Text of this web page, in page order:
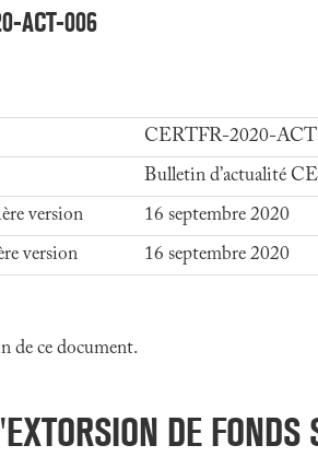
ACT-006
CERTFR-2020-
Bulletin d’actualité
version
16 septembre 2020
version
16 septembre 2020
de ce document.
DE